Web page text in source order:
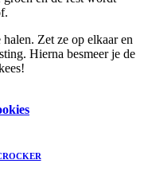
Zet ze op elkaar en
Hierna besmeer je de